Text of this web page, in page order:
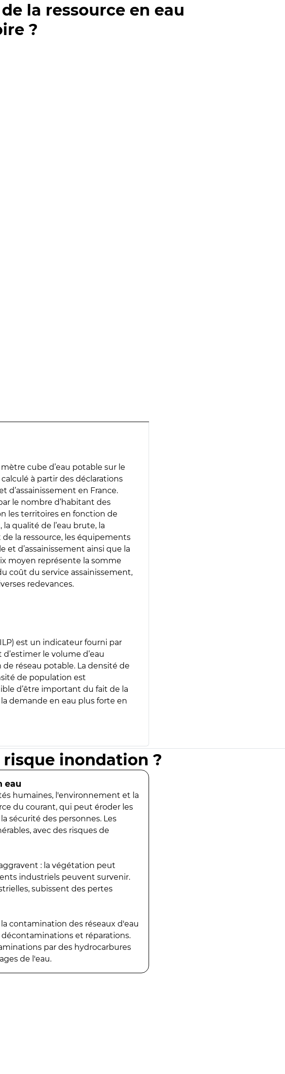
la ressource en eau
?
cube d’eau potable sur le
à partir des déclarations
d’assainissement en France.
le nombre d’habitant des
les territoires en fonction de
qualité de l’eau brute, la
la ressource, les équipements
et d’assainissement ainsi que la
moyen représente la somme
coût du service assainissement,
redevances.
est un indicateur fourni par
le volume d’eau
réseau potable. La densité de
de population est
d’être important du fait de la
demande en eau plus forte en
inondation ?
eau
humaines, l'environnement et la
du courant, qui peut éroder les
sécurité des personnes. Les
avec des risques de
: la végétation peut
industriels peuvent survenir.
subissent des pertes
contamination des réseaux d'eau
et réparations.
par des hydrocarbures
de l'eau.